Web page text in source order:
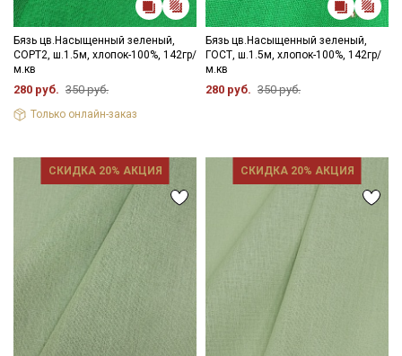
Бязь цв.Насыщенный зеленый,
СОРТ2, ш.1.5м, хлопок-100%, 142гр/
м.кв
280 руб. 350 руб.
Только онлайн-заказ
Бязь цв.Насыщенный зеленый,
ГОСТ, ш.1.5м, хлопок-100%, 142гр/
м.кв
280 руб. 350 руб.
СКИДКА 20% АКЦИЯ СКИДКА 20% АКЦИЯ